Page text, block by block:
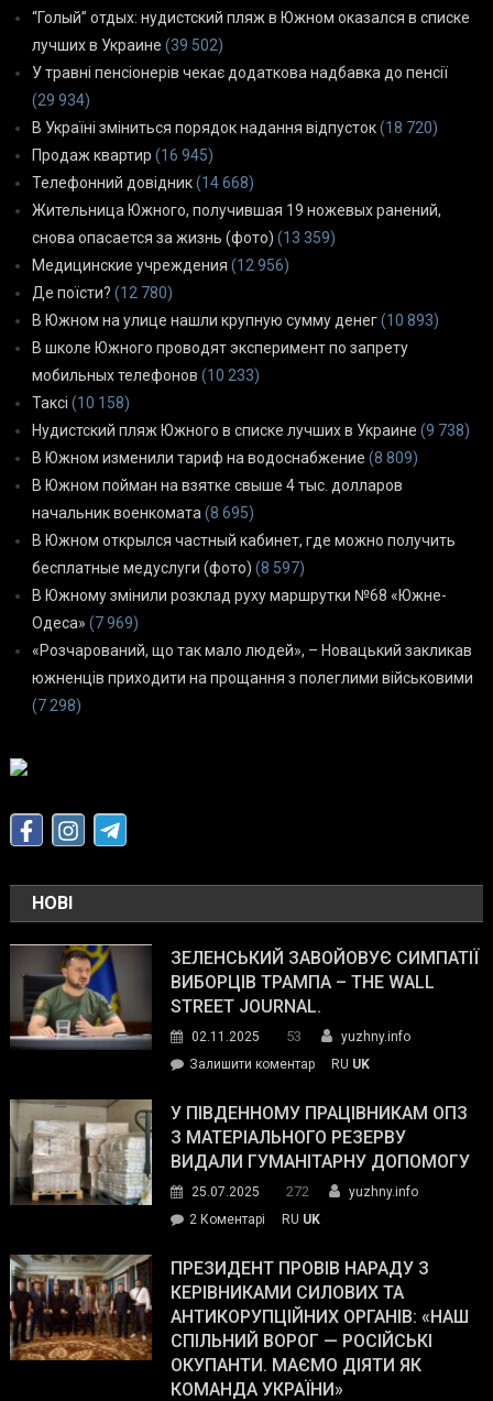
“Голый” отдых: нудистский пляж в Южном оказался в списке
лучших в Украине (39 502)
У травні пенсіонерів чекає додаткова надбавка до пенсії
(29 934)
В Україні зміниться порядок надання відпусток(18 720)
Продаж квартир (16 945)
Телефонний довідник(14 668)
Жительница Южного, получившая 19 ножевых ранений,
снова опасается за жизнь (фото) (13 359)
Медицинские учреждения (12 956)
Де поїсти? (12 780)
В Южном на улице нашли крупную сумму денег(10 893)
В школе Южного проводят эксперимент по запрету
мобильных телефонов (10 233)
Таксі (10 158)
Нудистский пляж Южного в списке лучших в Украине (9 738)
В Южном изменили тариф на водоснабжение (8 809)
В Южном пойман на взятке свыше 4 тыс. долларов
начальник военкомата (8 695)
В Южном открылся частный кабинет, где можно получить
бесплатные медуслуги (фото) (8 597)
В Южному змінили розклад руху маршрутки №68 «Южне-
Одеса» (7 969)
«Розчарований, що так мало людей», – Новацький закликав
южненців приходити на прощання з полеглими військовими
(7 298)
НОВІ
ЗЕЛЕНСЬКИЙ ЗАВОЙОВУЄ СИМПАТІЇ
ВИБОРЦІВ ТРАМПА – THE WALL
STREET JOURNAL.
02.11.2025 53
yuzhny.info
Залишити коментарon
завойовує
симпатії
виборців
The
Street
Journal.
RU UK
У ПІВДЕННОМУ ПРАЦІВНИКАМ ОПЗ
З МАТЕРІАЛЬНОГО РЕЗЕРВУ
ВИДАЛИ ГУМАНІТАРНУ ДОПОМОГУ
25.07.2025 272
yuzhny.info
2 Коментарі
Південному
працівникам
ОПЗ
з
матеріального
резерву
RU UK
ПРЕЗИДЕНТ ПРОВІВ НАРАДУ З
КЕРІВНИКАМИ СИЛОВИХ ТА
АНТИКОРУПЦІЙНИХ ОРГАНІВ: «НАШ
СПІЛЬНИЙ ВОРОГ — РОСІЙСЬКІ
ОКУПАНТИ. МАЄМО ДІЯТИ ЯК
КОМАНДА УКРАЇНИ»